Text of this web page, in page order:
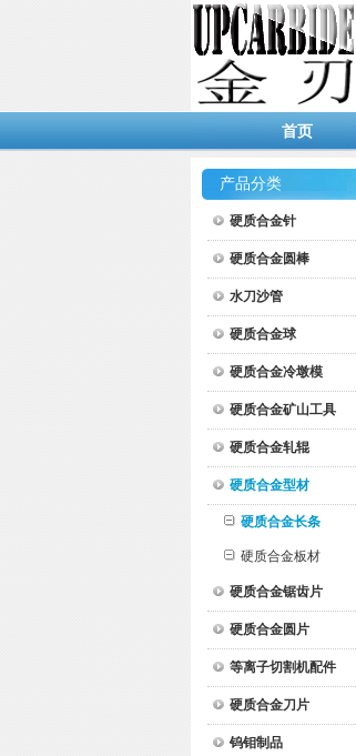
首页
产品分类
硬质合金针
硬质合金圆棒
水刀沙管
硬质合金球
硬质合金冷墩模
硬质合金矿山工具
硬质合金轧辊
硬质合金型材
硬质合金长条
硬质合金板材
硬质合金锯齿片
硬质合金圆片
等离子切割机配件
硬质合金刀片
钨钼制品